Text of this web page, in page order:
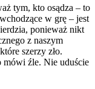
tym, kto osądza – to
w grę – jest
ponieważ nikt
z naszym
szerzy zło.
mówi źle. Nie uduście